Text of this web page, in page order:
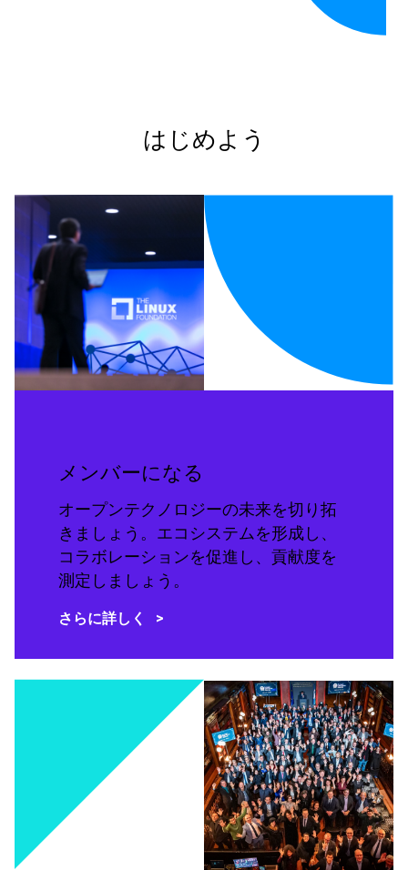
はじめよう
メンバーになる
オープンテクノロジーの未来を切り拓
きましょう。エコシステムを形成し、
コラボレーションを促進し、貢献度を
測定しましょう。
さらに詳しく